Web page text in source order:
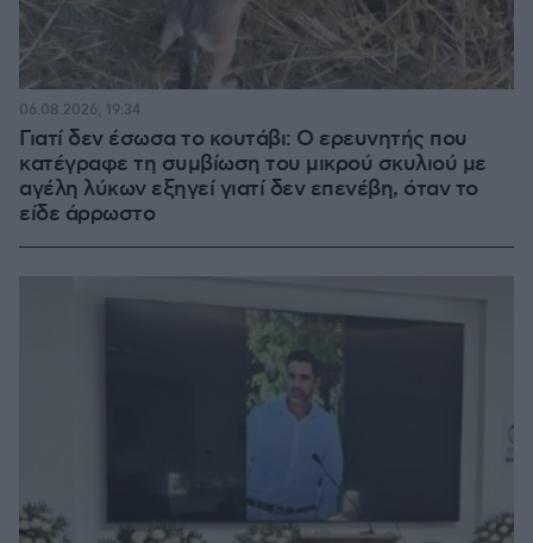
Γιατί δεν έσωσα το κουτάβι: Ο ερευνητής που
κατέγραφε τη συμβίωση του μικρού σκυλιού με
αγέλη λύκων εξηγεί γιατί δεν επενέβη, όταν το
είδε άρρωστο
06.08.2026, 19:34